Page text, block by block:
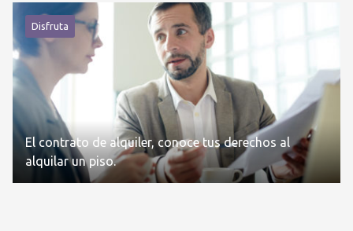
Disfruta
El contrato de alquiler, conoce tus derechos al
alquilar un piso.